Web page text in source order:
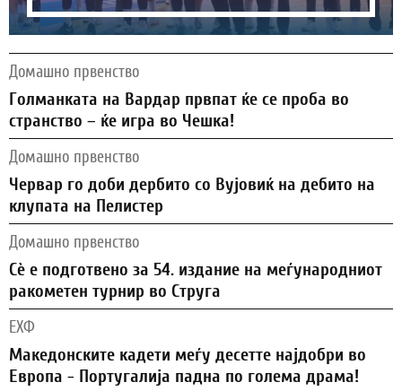
Домашно првенство
Голманката на Вардар првпат ќе се проба во
странство – ќе игра во Чешка!
Домашно првенство
Червар го доби дербито со Вујовиќ на дебито на
клупата на Пелистер
Домашно првенство
Сѐ е подготвено за 54. издание на меѓународниот
ракометен турнир во Струга
ЕХФ
Македонските кадети меѓу десетте најдобри во
Европа - Португалија падна по голема драма!